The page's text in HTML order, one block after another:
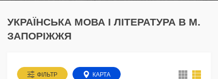
УКРАЇНСЬКА МОВА І ЛІТЕРАТУРА В М.
ЗАПОРІЖЖЯ
ФІЛЬТР КАРТА